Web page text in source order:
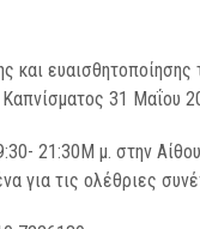
31 Μαΐου
21:30Μ μ. στην
για τις ολέθριες